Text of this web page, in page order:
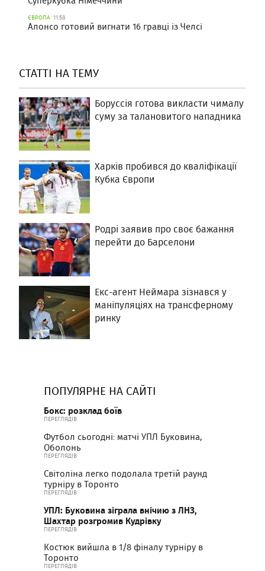
ЄВРОПА 11:58
Алонсо готовий вигнати 16 гравці із Челсі
СТАТТІ НА ТЕМУ
Боруссія готова викласти чималу
суму за талановитого нападника
Харків пробився до кваліфікації
Кубка Європи
Родрі заявив про своє бажання
перейти до Барселони
Екс-агент Неймара зізнався у
маніпуляціях на трансферному
ринку
ПОПУЛЯРНЕ НА САЙТІ
Бокс: розклад боїв
ПЕРЕГЛЯДІВ
Футбол сьогодні: матчі УПЛ Буковина,
Оболонь
ПЕРЕГЛЯДІВ
Світоліна легко подолала третій раунд
турніру в Торонто
ПЕРЕГЛЯДІВ
УПЛ: Буковина зіграла внічию з ЛНЗ,
Шахтар розгромив Кудрівку
ПЕРЕГЛЯДІВ
Костюк вийшла в 1/8 фіналу турніру в
Торонто
ПЕРЕГЛЯДІВ